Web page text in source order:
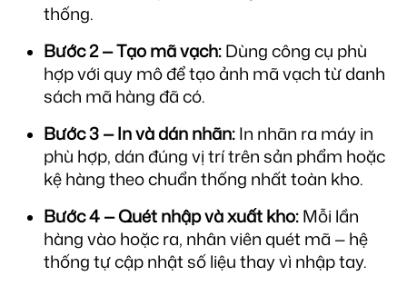
thống.
Bước 2 — Tạo mã vạch: Dùng công cụ phù
hợp với quy mô để tạo ảnh mã vạch từ danh
sách mã hàng đã có.
Bước 3 — In và dán nhãn: In nhãn ra máy in
phù hợp, dán đúng vị trí trên sản phẩm hoặc
kệ hàng theo chuẩn thống nhất toàn kho.
Bước 4 — Quét nhập và xuất kho: Mỗi lần
hàng vào hoặc ra, nhân viên quét mã — hệ
thống tự cập nhật số liệu thay vì nhập tay.